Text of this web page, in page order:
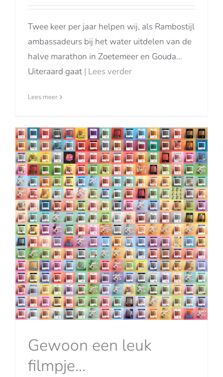
Twee keer per jaar helpen wij, als Rambostijl
ambassadeurs bij het water uitdelen van de
halve marathon in Zoetemeer en Gouda...
Uiteraard gaat | Lees verder
Lees meer
Gewoon een leuk
filmpje…